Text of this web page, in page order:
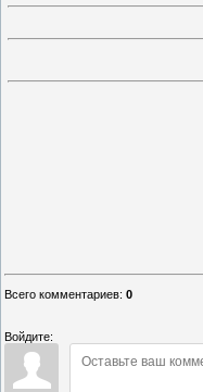
Всего комментариев: 0
Войдите: